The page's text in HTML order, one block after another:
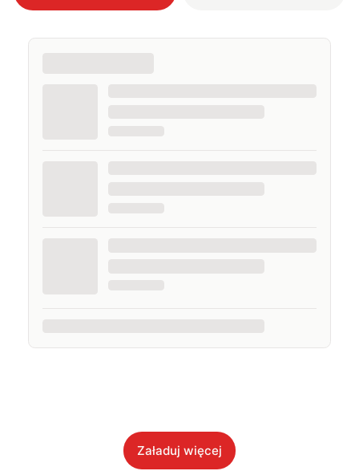
Załaduj więcej